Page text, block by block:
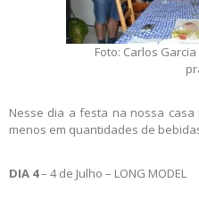
Foto: Carlos
Nesse dia a festa na nossa
menos em quantidades de
DIA 4– 4 de Julho – LONG MODEL